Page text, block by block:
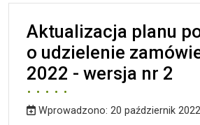
Aktualizacja planu
o udzielenie
2022 - wersja nr 2
Wprowadzono: 20 październik